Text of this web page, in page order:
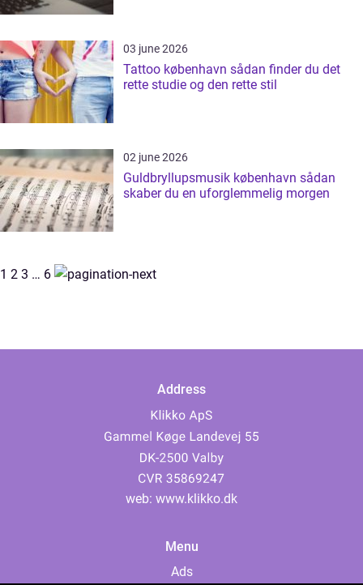
03 june 2026
Tattoo københavn sådan finder du det
rette studie og den rette stil
02 june 2026
Guldbryllupsmusik københavn sådan
skaber du en uforglemmelig morgen
1 2 3 … 6
Address
web: www.klikko.dk
Menu
Ads